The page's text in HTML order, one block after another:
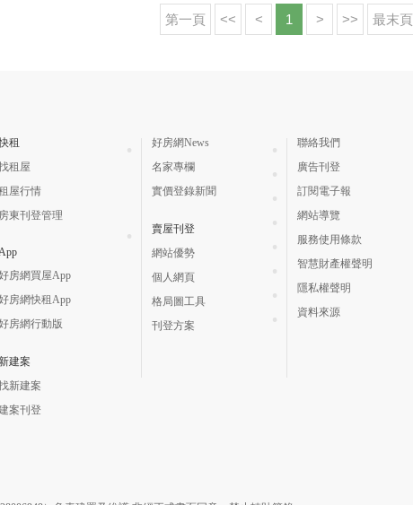
第一頁 << < 1 > >> 最末頁
租
租屋
屋行情
房東刊登管理
房網買屋App
房網快租App
房網行動版
建案
新建案
案刊登
好房網News
名家專欄
實價登錄新聞
賣屋刊登
網站優勢
個人網頁
格局圖工具
刊登方案
聯絡我們
廣告刊登
訂閱電子報
網站導覽
服務使用條款
智慧財產權聲明
隱私權聲明
資料來源